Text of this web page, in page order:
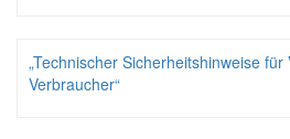
„Technischer Sicherheitshinweise
Verbraucher“